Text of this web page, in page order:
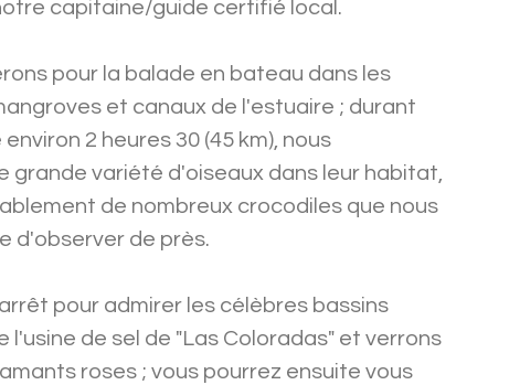
capitaine/guide certifié local.
pour la balade en bateau dans les
et canaux de l'estuaire ; durant
2 heures 30 (45 km), nous
grande variété d'oiseaux dans leur habitat,
de nombreux crocodiles que nous
d'observer de près.
pour admirer les célèbres bassins
l'usine de sel de "Las Coloradas" et verrons
roses ; vous pourrez ensuite vous